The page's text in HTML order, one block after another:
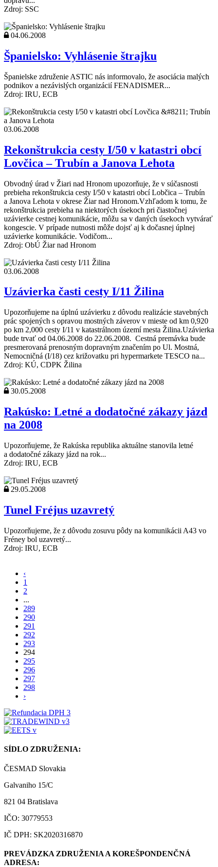
Zdroj: SSC
04.06.2008
Španielsko: Vyhlásenie štrajku
Španielske združenie ASTIC nás informovalo, že asociácia malých
podnikov a nezávislých organizácií FENADISMER...
Zdroj: IRU, ECB
03.06.2008
Rekonštrukcia cesty I/50 v katastri obcí
Lovčica – Trubín a Janova Lehota
Obvodný úrad v Žiari nad Hronom upozorňuje, že v súčasnosti
prebieha rekonštrukcia cesty I/50 v katastri obcí Lobčica – Trubín
a Janova Lehota v okrese Žiar nad Hronom.Vzhľadom k tomu, že
rekonštrukcia prebieha na niektorých úsekoch pri čiastočnej
uzávierke cestnej komunikácie, môžu sa v daných úsekoch vytvárať
kongescie. V prípade nutnosti môže dojsť aj k dočasnej úplnej
uzávierke komunikácie. Vodičom...
Zdroj: ObÚ Žiar nad Hronom
03.06.2008
Uzávierka časti cesty I/11 Žilina
Upozorňujeme na úplnú uzávierku z dôvodu realizácie stavebných
prác spojených s opravou mostných záverov v mieste od km 0,920
po km 2,000 cesty I/11 v katastrálnom území mesta Žilina.Uzávierka
bude trvať od 04.06.2008 do 22.06.2008. Cestná premávka bude
presmerovaná prenosným dopravným značením po Ul. Mostná,
Nemocničná (I/18) cez križovatku pri hypermarkete TESCO na...
Zdroj: KÚ, CDPK Žilina
30.05.2008
Rakúsko: Letné a dodatočné zákazy jázd
na 2008
Upozorňujeme, že Rakúska republika aktuálne stanovila letné
a dodatočné zákazy jázd na rok...
Zdroj: IRU, ECB
29.05.2008
Tunel Fréjus uzavretý
Upozorňujeme, že z dôvodu zosuvu pôdy na komunikácii A43 vo
Fréney bol uzavretý...
Zdroj: IRU, ECB
‹
1
2
...
289
290
291
292
293
294
295
296
297
298
›
SÍDLO ZDRUŽENIA:
ČESMAD Slovakia
Galvaniho 15/C
821 04 Bratislava
IČO: 30779553
IČ DPH: SK2020316870
PREVÁDZKA ZDRUŽENIA A KOREŠPONDENČNÁ
ADRESA: